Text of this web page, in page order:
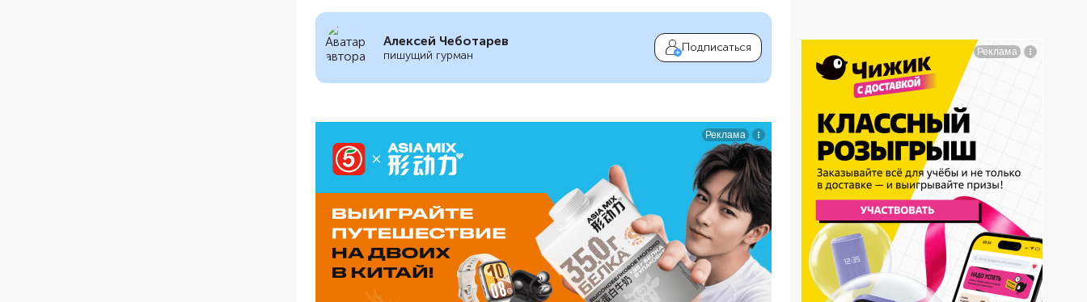
Алексей Чеботарев
пишущий гурман
Подписаться